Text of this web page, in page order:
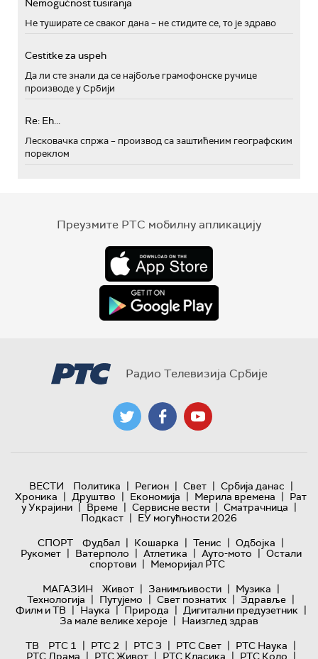
Не туширате се сваког дана – не стидите се, то је здраво
Cestitke za uspeh
Да ли сте знали да се најбоље грамофонске ручице
производе у Србији
Re: Eh...
Лесковачка спржа – производ са заштићеним географским
пореклом
Преузмите РТС мобилну апликацију
Радио Телевизија Србије
ВЕСТИ Политика | Регион | Свет | Србија данас |
Хроника | Друштво | Економија | Мерила времена | Рат
у Украјини | Време | Сервисне вести | Сматрачница |
Подкаст | ЕУ могућности 2026
СПОРТ
Фудбал | Кошарка | Тенис | Одбојка |
Рукомет | Ватерполо | Атлетика | Ауто-мото | Остали
спортови | Меморијал РТС
МАГАЗИН
Живот | Занимљивости | Музика |
Технологијa | Путујемо | Свет познатих | Здравље |
Филм и ТВ | Наука | Природа | Дигитални предузетник |
За мале велике хероје | Наизглед здрав
ТВ
РТС 1 | РТС 2 | РТС 3 | РТС Свет | РТС Наука |
РТС Драма | РТС Живот | РТС Класика | РТС Коло |